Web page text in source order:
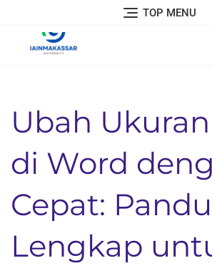
TOP MENU
Ubah
di Word
Cepat:
Lengkap